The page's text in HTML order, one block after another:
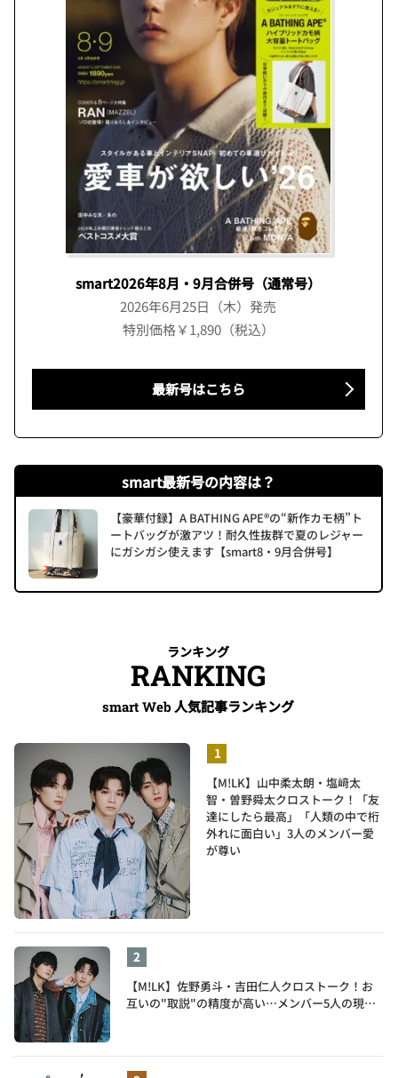
smart2026年8月・9月合併号（通常号）
2026年6月25日（木）発売
特別価格￥1,890（税込）
最新号はこちら
smart最新号の内容は？
【豪華付録】A BATHING APE®の“新作カモ柄”ト
ートバッグが激アツ！耐久性抜群で夏のレジャー
にガシガシ使えます【smart8・9月合併号】
ランキング
RANKING
smart Web 人気記事ランキング
【M!LK】山中柔太朗・塩﨑太
智・曽野舜太クロストーク！「友
達にしたら最高」「人類の中で桁
外れに面白い」3人のメンバー愛
が尊い
【M!LK】佐野勇斗・吉田仁人クロストーク！お
互いの"取説"の精度が高い…メンバー5人の現在